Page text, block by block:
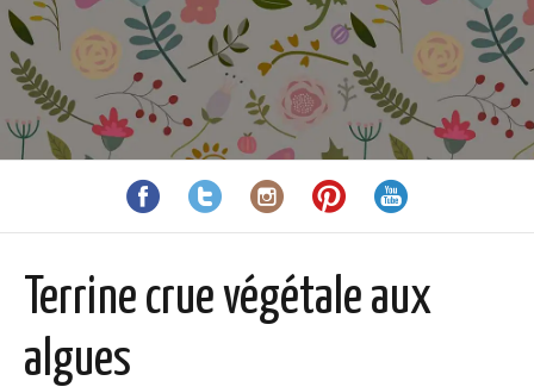
Terrine crue végétale aux
algues